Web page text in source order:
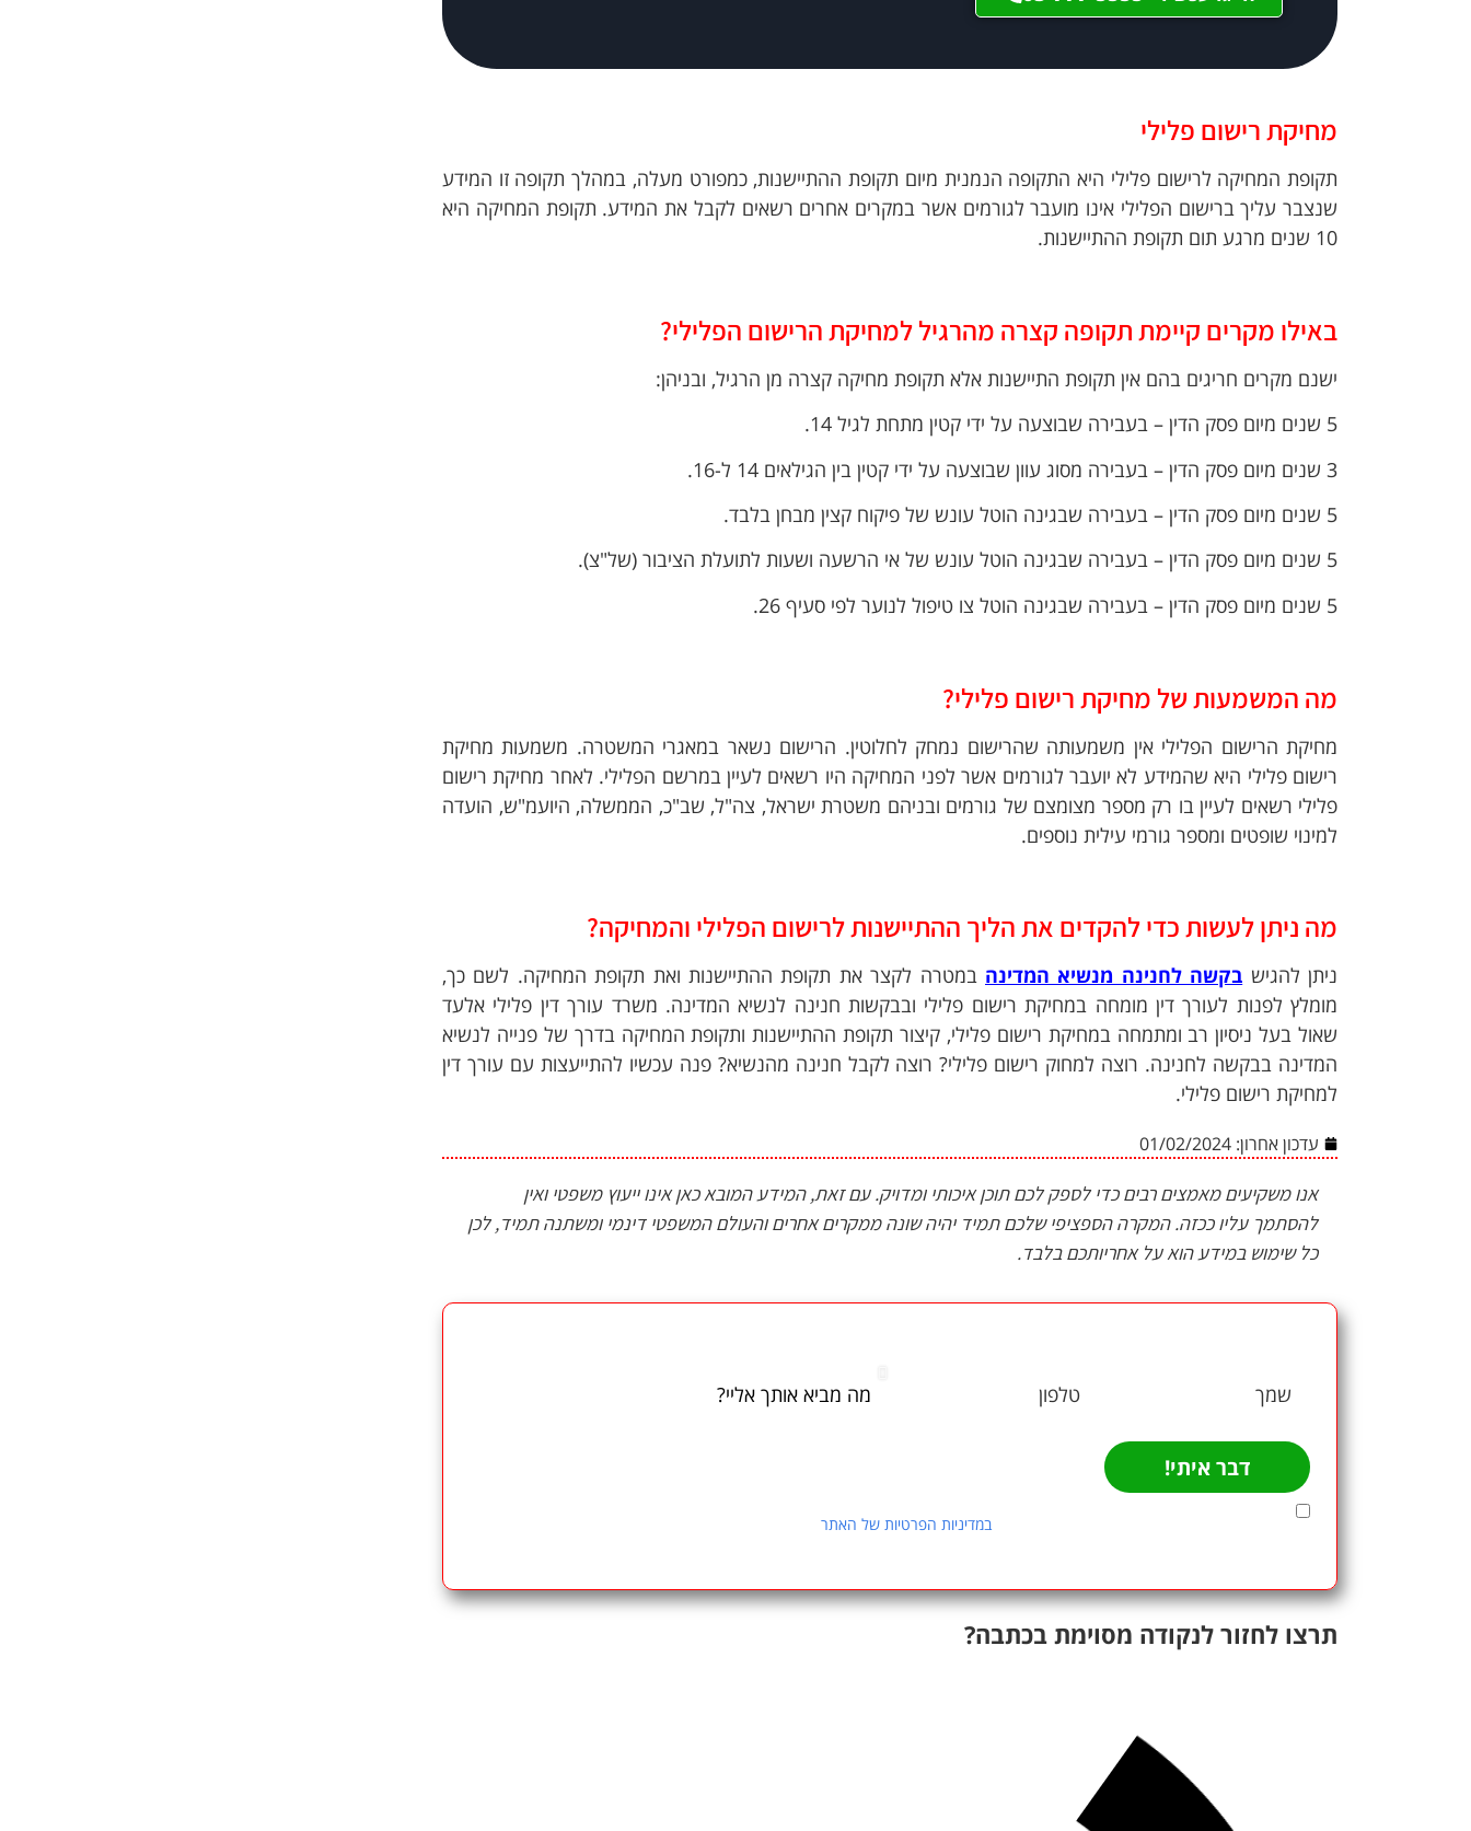
מחיקת רישום פלילי
תקופת המחיקה לרישום פלילי היא התקופה הנמנית מיום תקופת ההתיישנות, כמפורט מעלה, במהלך תקופה זו המידע
שנצבר עליך ברישום הפלילי אינו מועבר לגורמים אשר במקרים אחרים רשאים לקבל את המידע. תקופת המחיקה היא
10 שנים מרגע תום תקופת ההתיישנות.
באילו מקרים קיימת תקופה קצרה מהרגיל למחיקת הרישום הפלילי?
ישנם מקרים חריגים בהם אין תקופת התיישנות אלא תקופת מחיקה קצרה מן הרגיל, ובניהן:
5 שנים מיום פסק הדין – בעבירה שבוצעה על ידי קטין מתחת לגיל 14.
3 שנים מיום פסק הדין – בעבירה מסוג עוון שבוצעה על ידי קטין בין הגילאים 14 ל-16.
5 שנים מיום פסק הדין – בעבירה שבגינה הוטל עונש של פיקוח קצין מבחן בלבד.
5 שנים מיום פסק הדין – בעבירה שבגינה הוטל עונש של אי הרשעה ושעות לתועלת הציבור (של"צ).
5 שנים מיום פסק הדין – בעבירה שבגינה הוטל צו טיפול לנוער לפי סעיף 26.
מה המשמעות של מחיקת רישום פלילי?
מחיקת הרישום הפלילי אין משמעותה שהרישום נמחק לחלוטין. הרישום נשאר במאגרי המשטרה. משמעות מחיקת
רישום פלילי היא שהמידע לא יועבר לגורמים אשר לפני המחיקה היו רשאים לעיין במרשם הפלילי. לאחר מחיקת רישום
פלילי רשאים לעיין בו רק מספר מצומצם של גורמים ובניהם משטרת ישראל, צה"ל, שב"כ, הממשלה, היועמ"ש, הועדה
למינוי שופטים ומספר גורמי עילית נוספים.
מה ניתן לעשות כדי להקדים את הליך ההתיישנות לרישום הפלילי והמחיקה?
ניתן להגיש בקשה לחנינה מנשיא המדינה במטרה לקצר את תקופת ההתיישנות ואת תקופת המחיקה. לשם כך,
מומלץ לפנות לעורך דין מומחה במחיקת רישום פלילי ובבקשות חנינה לנשיא המדינה. משרד עורך דין פלילי אלעד
שאול בעל ניסיון רב ומתמחה במחיקת רישום פלילי, קיצור תקופת ההתיישנות ותקופת המחיקה בדרך של פנייה לנשיא
המדינה בבקשה לחנינה. רוצה למחוק רישום פלילי? רוצה לקבל חנינה מהנשיא? פנה עכשיו להתייעצות עם עורך דין
למחיקת רישום פלילי.
עדכון אחרון: 01/02/2024
אנו משקיעים מאמצים רבים כדי לספק לכם תוכן איכותי ומדויק. עם זאת, המידע המובא כאן אינו ייעוץ משפטי ואין
להסתמך עליו ככזה. המקרה הספציפי שלכם תמיד יהיה שונה ממקרים אחרים והעולם המשפטי דינמי ומשתנה תמיד, לכן
כל שימוש במידע הוא על אחריותכם בלבד.
התשמ"א–1981 (כולל תיקון 13), ולמטרות המפורטות במדיניות הפרטיות של האתר
דבר איתי!
תרצו לחזור לנקודה מסוימת בכתבה?